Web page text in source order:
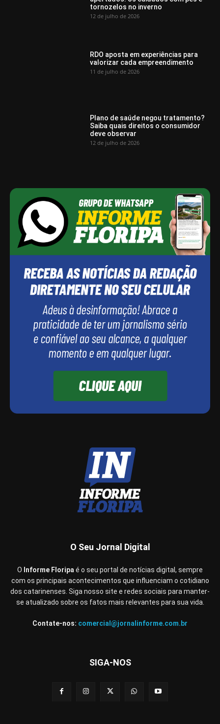
tornozelos no inverno
12 de julho de 2026
RDO aposta em experiências para
valorizar cada empreendimento
11 de julho de 2026
Plano de saúde negou tratamento?
Saiba quais direitos o consumidor
deve observar
12 de julho de 2026
O Seu Jornal Digital
O Informe Floripa é o seu portal de notícias digital, sempre
com os principais acontecimentos que influenciam o cotidiano
dos catarinenses. Siga nosso site e redes sociais para manter-
se atualizado sobre os fatos mais relevantes para sua vida.
Contate-nos: comercial@jornalinforme.com.br
SIGA-NOS